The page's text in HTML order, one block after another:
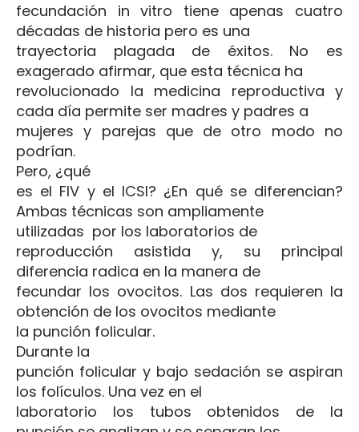
fecundación in vitro tiene apenas cuatro
décadas de historia pero es una
trayectoria plagada de éxitos. No es
exagerado afirmar, que esta técnica ha
revolucionado la medicina reproductiva y
cada día permite ser madres y padres a
mujeres y parejas que de otro modo no
podrían.
Pero, ¿qué
es el FIV y el ICSI? ¿En qué se diferencian?
Ambas técnicas son ampliamente
utilizadas por los laboratorios de
reproducción asistida y, su principal
diferencia radica en la manera de
fecundar los ovocitos. Las dos requieren la
obtención de los ovocitos mediante
la punción folicular.
Durante la
punción folicular y bajo sedación se aspiran
los folículos. Una vez en el
laboratorio los tubos obtenidos de la